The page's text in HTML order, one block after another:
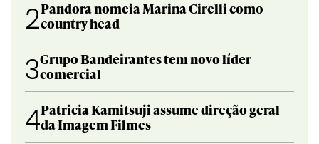
2Pandora nomeia Marina Cirelli como
country head
3Grupo Bandeirantes tem novo líder
comercial
4Patricia Kamitsuji assume direção geral
da Imagem Filmes